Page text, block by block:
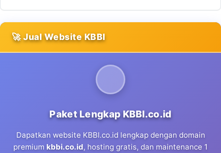
🚀 Jual Website KBBI
Paket Lengkap KBBI.co.id
Dapatkan website KBBI.co.id lengkap dengan domain
premium kbbi.co.id, hosting gratis, dan maintenance 1